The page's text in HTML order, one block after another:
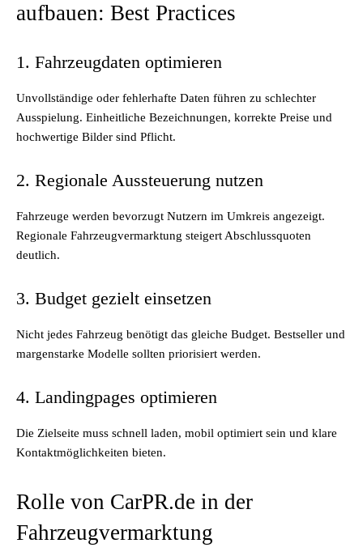
aufbauen: Best Practices
1. Fahrzeugdaten optimieren
Unvollständige oder fehlerhafte Daten führen zu schlechter
Ausspielung. Einheitliche Bezeichnungen, korrekte Preise und
hochwertige Bilder sind Pflicht.
2. Regionale Aussteuerung nutzen
Fahrzeuge werden bevorzugt Nutzern im Umkreis angezeigt.
Regionale Fahrzeugvermarktung steigert Abschlussquoten
deutlich.
3. Budget gezielt einsetzen
Nicht jedes Fahrzeug benötigt das gleiche Budget. Bestseller und
margenstarke Modelle sollten priorisiert werden.
4. Landingpages optimieren
Die Zielseite muss schnell laden, mobil optimiert sein und klare
Kontaktmöglichkeiten bieten.
Rolle von CarPR.de in der
Fahrzeugvermarktung